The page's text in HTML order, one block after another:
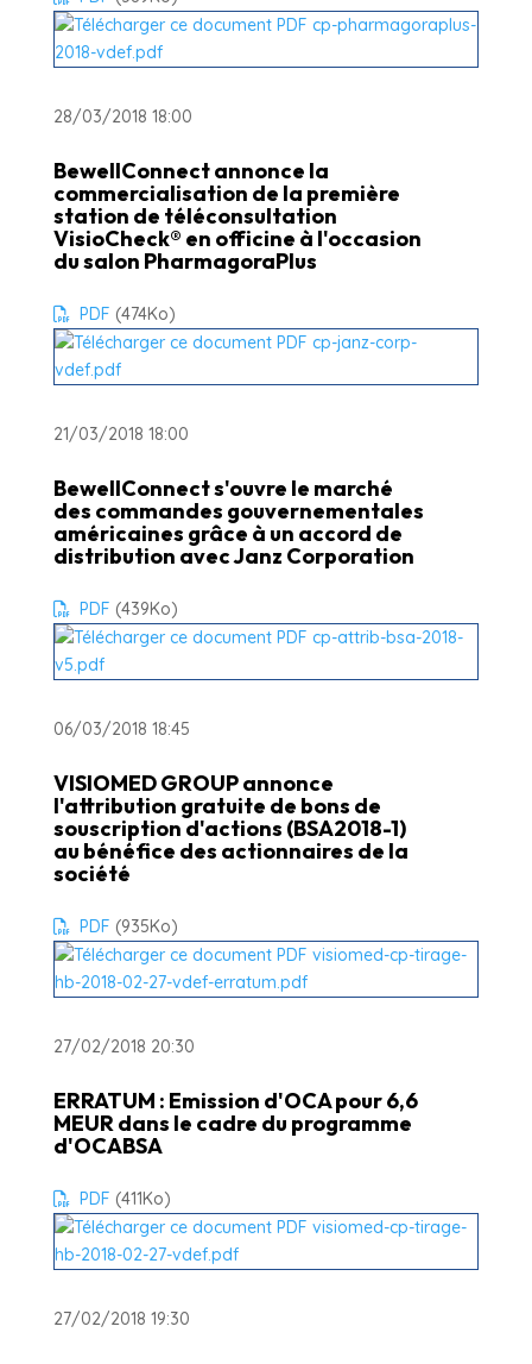
28/03/2018 18:00
BewellConnect annonce la
commercialisation de la première
station de téléconsultation
VisioCheck® en officine à l'occasion
du salon PharmagoraPlus
PDF (474Ko)
21/03/2018 18:00
BewellConnect s'ouvre le marché
des commandes gouvernementales
américaines grâce à un accord de
distribution avec Janz Corporation
PDF (439Ko)
06/03/2018 18:45
VISIOMED GROUP annonce
l'attribution gratuite de bons de
souscription d'actions (BSA2018-1)
au bénéfice des actionnaires de la
société
PDF (935Ko)
27/02/2018 20:30
ERRATUM : Emission d'OCA pour 6,6
MEUR dans le cadre du programme
d'OCABSA
PDF (411Ko)
27/02/2018 19:30